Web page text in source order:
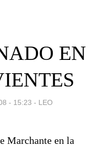
EN
- 15:23 - LEO
Marchante en la